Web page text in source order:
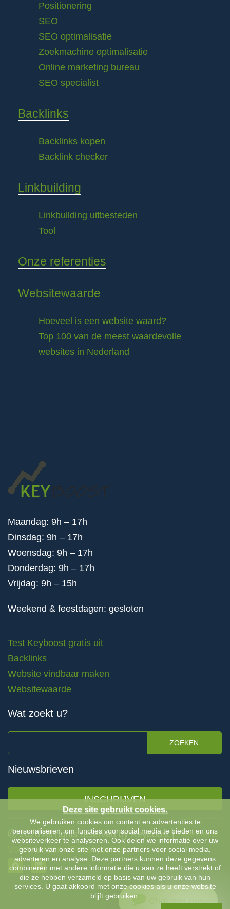
Positionering
SEO
SEO optimalisatie
Zoekmachine optimalisatie
Online marketing bureau
SEO specialist
Backlinks
Backlinks kopen
Backlink checker
Linkbuilding
Linkbuilding uitbesteden
Tool
Onze referenties
Websitewaarde
Hoeveel is een website waard?
Top 100 van de meest waardevolle
websites in Nederland
Maandag: 9h – 17h
Dinsdag: 9h – 17h
Woensdag: 9h – 17h
Donderdag: 9h – 17h
Vrijdag: 9h – 15h
Weekend & feestdagen: gesloten
Test Keyboost gratis uit
Backlinks
Website vindbaar maken
Websitewaarde
Wat zoekt u?
ZOEKEN
Nieuwsbrieven
INSCHRIJVEN
Ⓒ 2026 All rights reserved by Keyboost |Algemene
Voorwaarden-Privacybeleid
Chat met ons
Deze site gebruikt cookies.
We gebruiken cookies om content en advertenties te
personaliseren, om functies voor social media te bieden en ons
websiteverkeer te analyseren. Ook delen we informatie over uw
gebruik van onze site met onze partners voor social media,
adverteren en analyse. Deze partners kunnen deze gegevens
combineren met andere informatie die u aan ze heeft verstrekt of
die ze hebben verzameld op basis van uw gebruik van hun
services. U gaat akkoord met onze cookies als u onze website
blijft gebruiken.